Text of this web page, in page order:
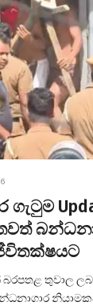
බරපතළ තුවාල